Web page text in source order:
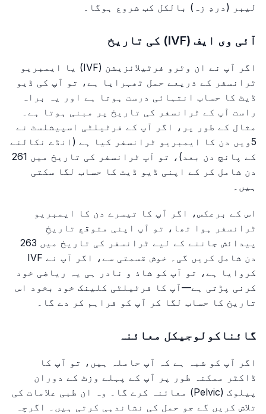
لیبر (دردِ زہ) بالکل کب شروع ہوگا۔
آئی وی ایف (IVF) کی تاریخ
اگر آپ نے ان وٹرو فرٹیلائزیشن (IVF) یا ایمبریو
ٹرانسفر کے ذریعے حمل ٹھہرایا ہے، تو آپ کی ڈیو
ڈیٹ کا حساب انتہائی درست ہوتا ہے اور یہ براہ
راست آپ کے ٹرانسفر کی تاریخ پر مبنی ہوتا ہے۔
مثال کے طور پر، اگر آپ کے فرٹیلٹی اسپیشلسٹ نے
5ویں دن کا ایمبریو ٹرانسفر کیا ہے (انڈے نکالنے
کے پانچ دن بعد)، تو آپ ٹرانسفر کی تاریخ میں 261
دن شامل کر کے اپنی ڈیو ڈیٹ کا حساب لگا سکتی
ہیں۔
اس کے برعکس، اگر آپ کا تیسرے دن کا ایمبریو
ٹرانسفر ہوا تھا، تو آپ اپنی متوقع تاریخِ
پیدائش جاننے کے لیے ٹرانسفر کی تاریخ میں 263
دن شامل کریں گی۔ خوش قسمتی سے، اگر آپ نے IVF
کروایا ہے، تو آپ کو شاذ و نادر ہی یہ ریاضی خود
کرنی پڑتی ہے—آپ کا فرٹیلٹی کلینک خود بخود اس
تاریخ کا حساب لگا کر آپ کو فراہم کر دے گا۔
گائناکولوجیکل معائنہ
اگر آپ کو شبہ ہے کہ آپ حاملہ ہیں، تو آپ کا
ڈاکٹر ممکنہ طور پر آپ کے پہلے وزٹ کے دوران
پیلوک (Pelvic) معائنہ کرے گا۔ وہ ان طبی علامات کی
تلاش کریں گے جو حمل کی نشاندہی کرتی ہیں۔ اگرچہ